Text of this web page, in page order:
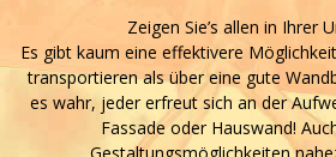
Zeigen Sie’s allen in Ihrer
Es gibt kaum eine effektivere
transportieren als über eine gute
es wahr, jeder erfreut sich an der
Fassade oder Hauswand!